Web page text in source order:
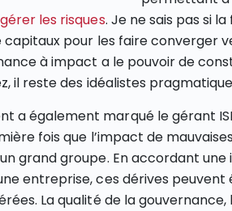
gérer les risques. Je ne sais pas si
pour les faire converger
à impact a le pouvoir de
il reste des idéalistes
a également marqué le gérant
fois que l’impact de
grand groupe. En accordant
entreprise, ces dérives
La qualité de la